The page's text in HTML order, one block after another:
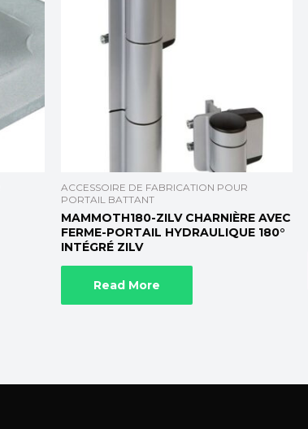
ACCESSOIRE DE FABRICATION POUR
PORTAIL BATTANT
MAMMOTH180-ZILV CHARNIÈRE AVEC
FERME-PORTAIL HYDRAULIQUE 180°
INTÉGRÉ ZILV
Read More